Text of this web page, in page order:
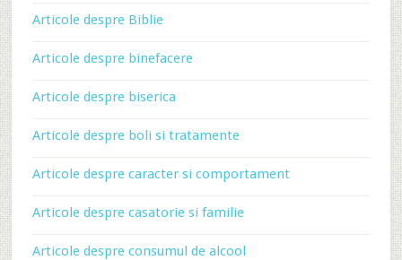
Articole despre Biblie
Articole despre binefacere
Articole despre biserica
Articole despre boli si tratamente
Articole despre caracter si comportament
Articole despre casatorie si familie
Articole despre consumul de alcool